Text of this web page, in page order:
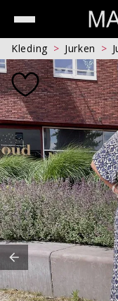
Kleding Jurken